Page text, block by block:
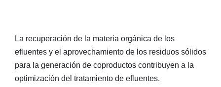
La recuperación de la materia orgánica de los
efluentes y el aprovechamiento de los residuos sólidos
para la generación de coproductos contribuyen a la
optimización del tratamiento de efluentes.